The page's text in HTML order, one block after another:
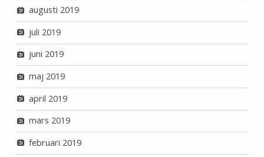
augusti 2019
juli 2019
juni 2019
maj 2019
april 2019
mars 2019
februari 2019